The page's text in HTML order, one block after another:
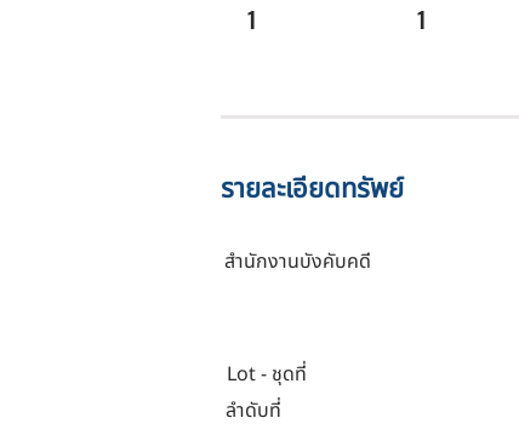
1 1
รายละเอียดทรัพย์
สำนักงานบังคับคดี
Lot - ชุดที่
ลำดับที่